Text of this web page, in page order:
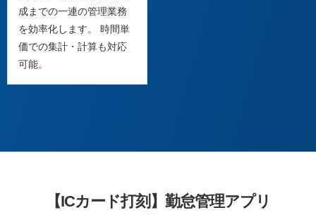
成までの一連の管理業務
を効率化します。 時間単
価での集計・計算も対応
可能。
【ICカード打刻】勤怠管理アプリ